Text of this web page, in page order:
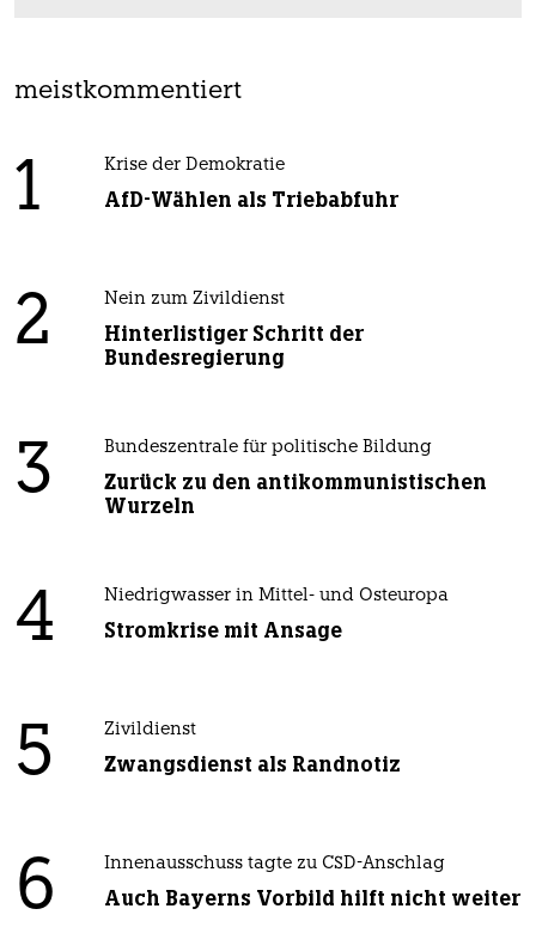
meistkommentiert
1 Krise der Demokratie
AfD-Wählen als Triebabfuhr
2 Nein zum Zivildienst
Hinterlistiger Schritt der
Bundesregierung
3 Bundeszentrale für politische Bildung
Zurück zu den antikommunistischen
Wurzeln
4 Niedrigwasser in Mittel- und Osteuropa
Stromkrise mit Ansage
5 Zivildienst
Zwangsdienst als Randnotiz
6 Innenausschuss tagte zu CSD-Anschlag
Auch Bayerns Vorbild hilft nicht weiter